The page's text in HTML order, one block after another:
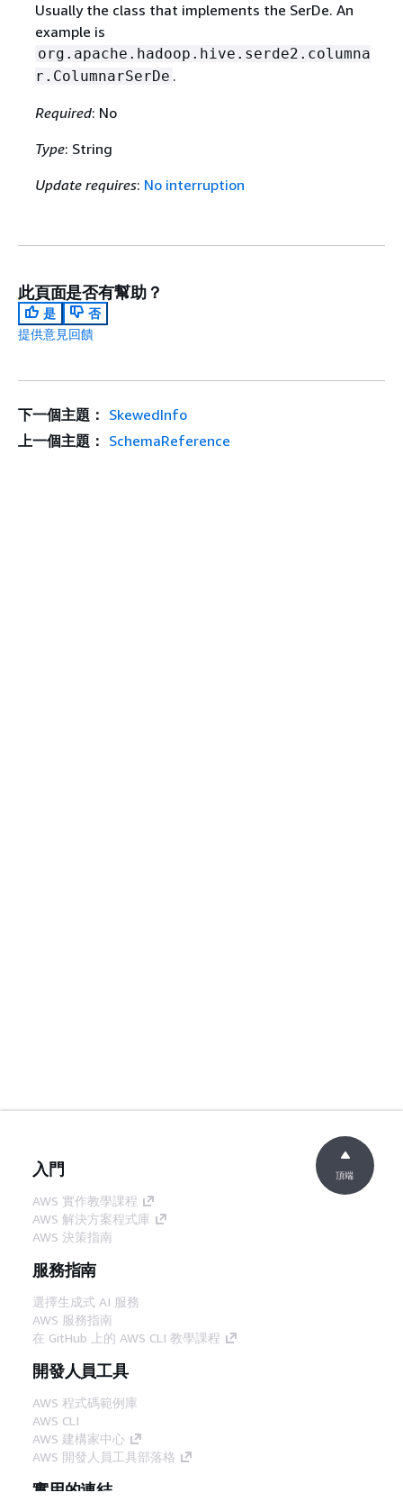
Usually the class that implements the SerDe. An
example is
org.apache.hadoop.hive.serde2.columna
r.ColumnarSerDe .
Required: No
Type: String
Update requires: No interruption
此頁面是否有幫助？
是
否
提供意見回饋
下一個主題： SkewedInfo
上一個主題： SchemaReference
入門
AWS 實作教學課程
AWS 解決方案程式庫
AWS 決策指南
服務指南
選擇生成式 AI 服務
AWS 服務指南
在 GitHub 上的 AWS CLI 教學課程
開發人員工具
AWS 程式碼範例庫
AWS CLI
AWS 建構家中心
AWS 開發人員工具部落格
實用的連結
頂端